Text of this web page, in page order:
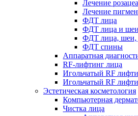
Лечение розацеа
Лечение
ФДТ лица
ФДТ лица и шеи
ФДТ лица, шеи,
ФДТ спины
Аппаратная
RF-лифтинг лица
Игольчатый RF
Игольчатый RF
Эстетическая косметология
Компьютерная
Чистка лица